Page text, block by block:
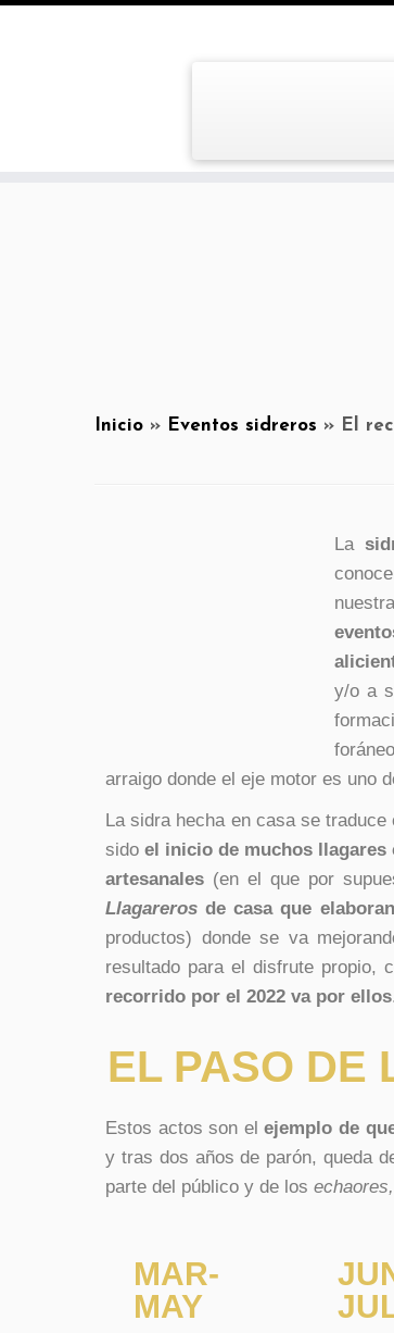
Inicio » Eventos sidreros » El
La
y/o a
arraigo donde el eje motor es uno
La sidra hecha en casa se
sidoel inicio de muchos llagares
artesanales (en el que por
Llagareros de casa que elaboran
productos) donde se va
resultado para el disfrute
recorrido por el 2022 va por ellos.
EL PASO DE
Estos actos son elejemplo de
y tras dos años de parón, queda
parte del público y de los echaores,
MAR-
MAY